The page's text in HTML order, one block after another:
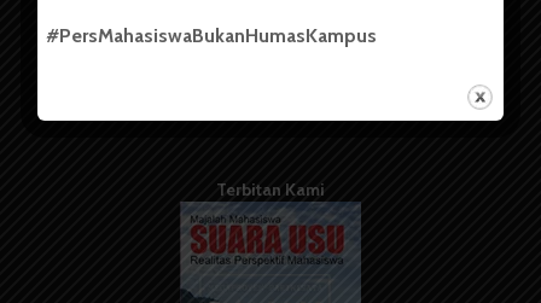
Kode Etik Jurnalistik
Terbitan Kami
#PersMahasiswaBukanHumasKampus